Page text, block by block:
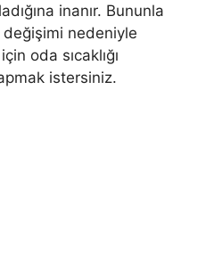
inanır. Bununla
değişimi nedeniyle
oda sıcaklığı
istersiniz.